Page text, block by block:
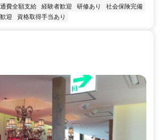
費全額支給 経験者歓迎 研修あり
社会保険完備
迎 資格取得手当あり